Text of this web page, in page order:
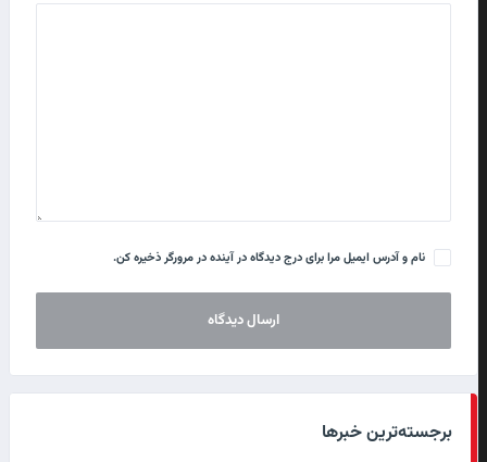
نام و آدرس ایمیل مرا برای درج دیدگاه در آینده در مرورگر ذخیره کن.
برجسته‌ترین خبرها